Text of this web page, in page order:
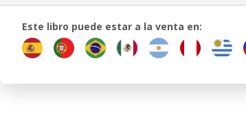
Este libro puede estar a la venta en: